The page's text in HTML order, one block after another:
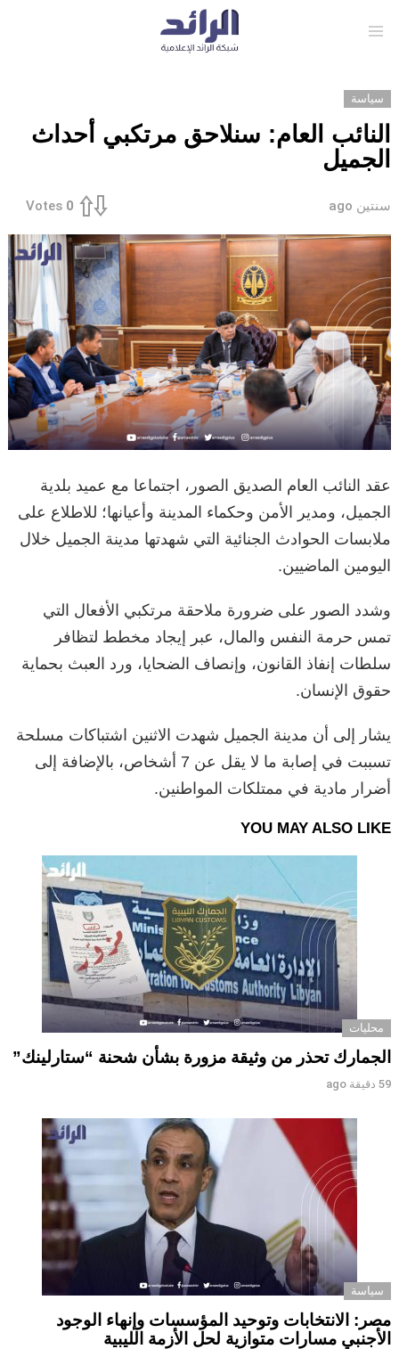
سياسة
النائب العام: سنلاحق مرتكبي أحداث
الجميل
سنتين ago 0
Votes
عقد النائب العام الصديق الصور، اجتماعا مع عميد بلدية
الجميل، ومدير الأمن وحكماء المدينة وأعيانها؛ للاطلاع على
ملابسات الحوادث الجنائية التي شهدتها مدينة الجميل خلال
اليومين الماضيين.
وشدد الصور على ضرورة ملاحقة مرتكبي الأفعال التي
تمس حرمة النفس والمال، عبر إيجاد مخطط لتظافر
سلطات إنفاذ القانون، وإنصاف الضحايا، ورد العبث بحماية
حقوق الإنسان.
يشار إلى أن مدينة الجميل شهدت الاثنين اشتباكات مسلحة
تسببت في إصابة ما لا يقل عن 7 أشخاص، بالإضافة إلى
أضرار مادية في ممتلكات المواطنين.
YOU MAY ALSO LIKE
محليات
الجمارك تحذر من وثيقة مزورة بشأن شحنة “ستارلينك”
59 دقيقة ago
سياسة
مصر: الانتخابات وتوحيد المؤسسات وإنهاء الوجود
الأجنبي مسارات متوازية لحل الأزمة الليبية